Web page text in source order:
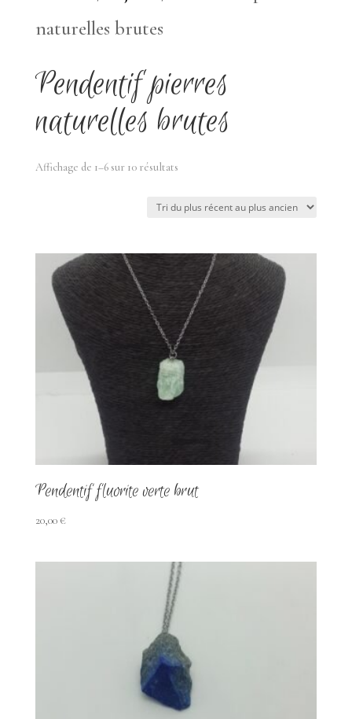
naturelles brutes
Pendentif pierres
naturelles brutes
Affichage de 1–6 sur 10 résultatsTrié
du
récent
au
plus
ancien
Pendentif fluorite verte brut
20,00€